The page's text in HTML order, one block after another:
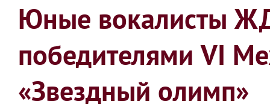
Юные вокалисты
победителями VI
«Звездный олимп»